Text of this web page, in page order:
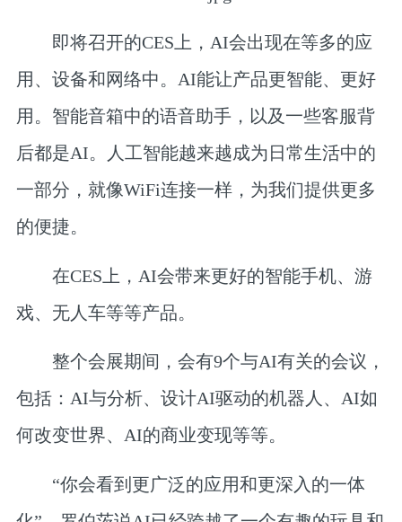
即将召开的CES上，AI会出现在等多的应
用、设备和网络中。AI能让产品更智能、更好
用。智能音箱中的语音助手，以及一些客服背
后都是AI。人工智能越来越成为日常生活中的
一部分，就像WiFi连接一样，为我们提供更多
的便捷。
在CES上，AI会带来更好的智能手机、游
戏、无人车等等产品。
整个会展期间，会有9个与AI有关的会议，
包括：AI与分析、设计AI驱动的机器人、AI如
何改变世界、AI的商业变现等等。
“你会看到更广泛的应用和更深入的一体